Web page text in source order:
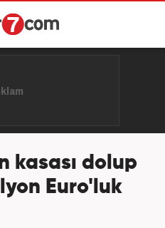
kasası dolup
Euro'luk